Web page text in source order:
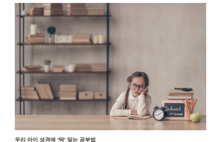
우리 아이 성격에 ‘딱’ 맞는 공부법